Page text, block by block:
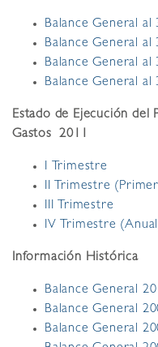
Balance General al
Balance General al
Balance General
Balance General
Estado de Ejecución del
Gastos 2011
I Trimestre
II Trimestre
III Trimestre
IV Trimestre
Información Histórica
Balance General
Balance General
Balance General